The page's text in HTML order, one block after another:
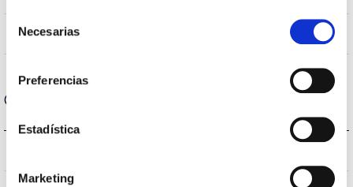
Necesarias
Preferencias
Estadística
Marketing
Linkable
Optical data